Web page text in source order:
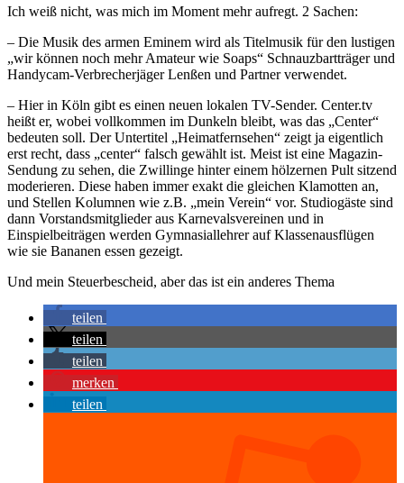
Ich weiß nicht, was mich im Moment mehr aufregt. 2 Sachen:
– Die Musik des armen Eminem wird als Titelmusik für den lustigen
„wir können noch mehr Amateur wie Soaps“ Schnauzbartträger und
Handycam-Verbrecherjäger Lenßen und Partner verwendet.
– Hier in Köln gibt es einen neuen lokalen TV-Sender. Center.tv
heißt er, wobei vollkommen im Dunkeln bleibt, was das „Center“
bedeuten soll. Der Untertitel „Heimatfernsehen“ zeigt ja eigentlich
erst recht, dass „center“ falsch gewählt ist. Meist ist eine Magazin-
Sendung zu sehen, die Zwillinge hinter einem hölzernen Pult sitzend
moderieren. Diese haben immer exakt die gleichen Klamotten an,
und Stellen Kolumnen wie z.B. „mein Verein“ vor. Studiogäste sind
dann Vorstandsmitglieder aus Karnevalsvereinen und in
Einspielbeiträgen werden Gymnasiallehrer auf Klassenausflügen
wie sie Bananen essen gezeigt.
Und mein Steuerbescheid, aber das ist ein anderes Thema
teilen
teilen
teilen
merken
teilen